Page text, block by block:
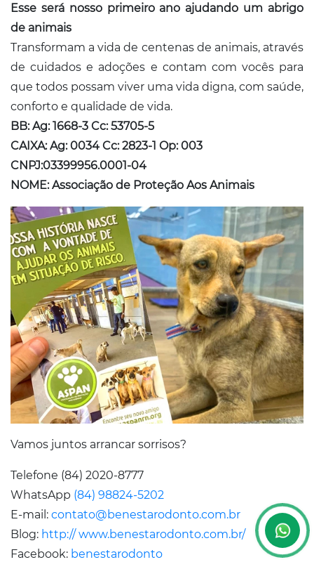
Esse será nosso primeiro ano ajudando um abrigo
de animais
Transformam a vida de centenas de animais, através
de cuidados e adoções e contam com vocês para
que todos possam viver uma vida digna, com saúde,
conforto e qualidade de vida.
BB: Ag: 1668-3 Cc: 53705-5
CAIXA: Ag: 0034 Cc: 2823-1 Op: 003
CNPJ:03399956.0001-04
NOME: Associação de Proteção Aos Animais
Vamos juntos arrancar sorrisos?
Telefone (84) 2020-8777
WhatsApp (84) 98824-5202
E-mail: contato@benestarodonto.com.br
Blog: http:// www.benestarodonto.com.br/
Facebook: benestarodonto